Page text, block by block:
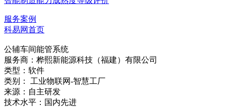
服务案例
科易网首页
公辅车间能管系统
服务商： 桦熙新能源科技（福建）有限公司
类型： 软件
类别：
工业物联网-智慧工厂
来源： 自主研发
技术水平： 国内先进